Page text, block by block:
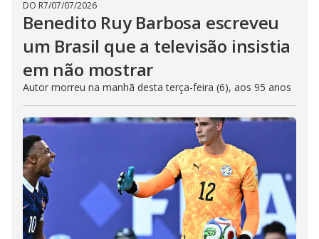
DO R7/07/07/2026
Benedito Ruy Barbosa escreveu
um Brasil que a televisão insistia
em não mostrar
Autor morreu na manhã desta terça-feira (6), aos 95 anos